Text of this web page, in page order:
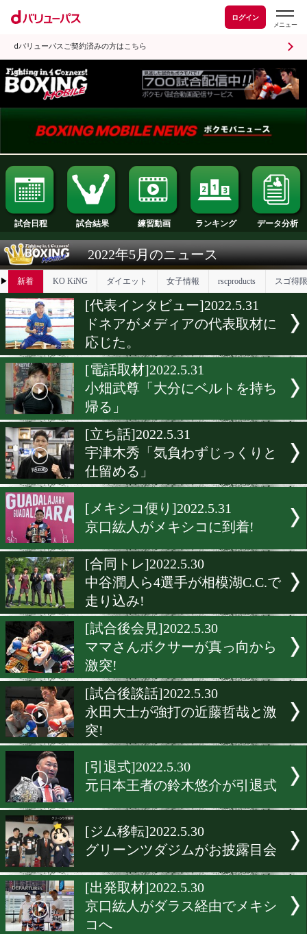
ログイン
dバリューパスご契約済みの方はこちら
試合日程 試合結果 練習動画 ランキング
2022年5月のニュース
▶ 新着 KO KiNG
[代表インタビュー
ドネアがメディアの代表取
応じた。
[電話取材]2022.5.31
小畑武尊「大分にベルトを
帰る」
[立ち話]2022.5.31
宇津木秀「気負わずじっく
仕留める」
[メキシコ便り]2022.5.31
京口紘人がメキシコに到着!
[合同トレ]2022.5.30
中谷潤人ら4選手が相模湖
走り込み!
[試合後会見]2022.5.30
ママさんボクサーが真っ向
[試合後談話]2022.5.30
永田大士が強打の近藤哲哉
突!
[引退式]2022.5.30